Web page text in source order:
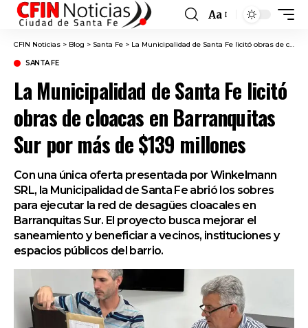
Font
Resizer
Aa
CFIN Noticias > Blog > Santa Fe > La Municipalidad de Santa Fe licitó obras de cloacas en Barranquitas Sur por más de $139 millones
SANTA FE
La Municipalidad de Santa Fe licitó
obras de cloacas en Barranquitas
Sur por más de $139 millones
Con una única oferta presentada por Winkelmann
SRL, la Municipalidad de Santa Fe abrió los sobres
para ejecutar la red de desagües cloacales en
Barranquitas Sur. El proyecto busca mejorar el
saneamiento y beneficiar a vecinos, instituciones y
espacios públicos del barrio.